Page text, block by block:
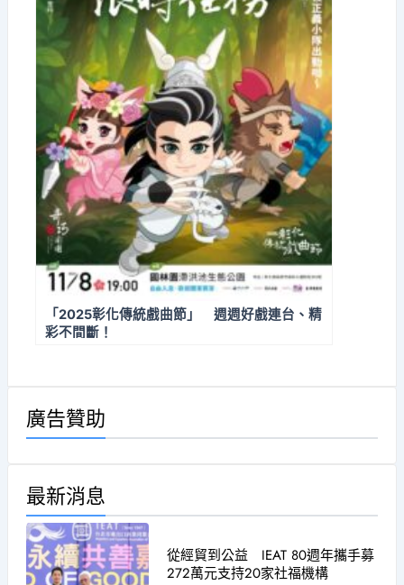
「2025彰化傳統戲曲節」 週週好戲連台、精
彩不間斷！
廣告贊助
最新消息
從經貿到公益 IEAT 80週年攜手募
272萬元支持20家社福機構